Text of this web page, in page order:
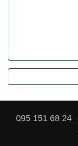
095 151 68 24